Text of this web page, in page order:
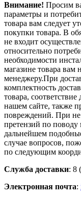
Внимание! Просим
параметры и
товара вам следует
покупки товара. В
не входит
относительно
необходимости
магазине товара
менеджеру.При
комплектность
товара,
нашем сайте, также
повреждений. При не
претензий по
дальнейшем
случае вопросов,
по следующим
Служба доставки: 8
Электронная почта: